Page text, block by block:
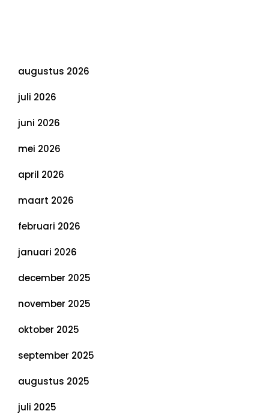
augustus 2026
juli 2026
juni 2026
mei 2026
april 2026
maart 2026
februari 2026
januari 2026
december 2025
november 2025
oktober 2025
september 2025
augustus 2025
juli 2025